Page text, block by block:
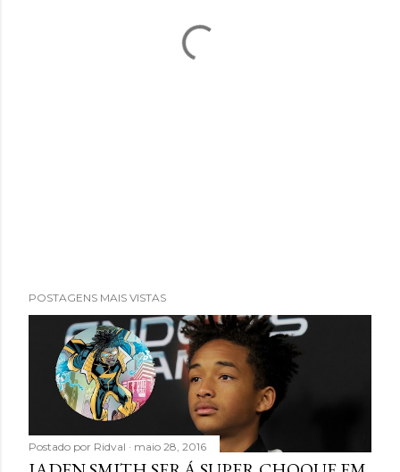
POSTAGENS MAIS VISTAS
Postado por Ridval maio 28, 2016